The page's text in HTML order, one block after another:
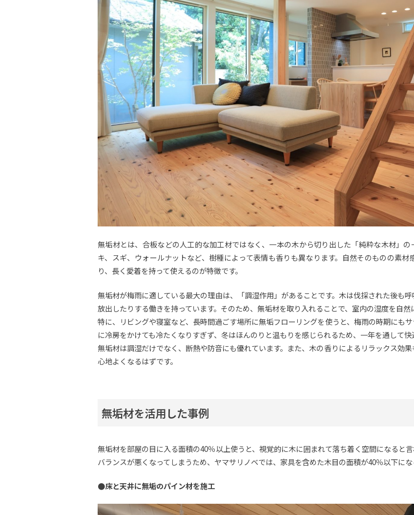
無垢材とは、合板などの人工的な加工材ではなく、一本の木から切り出した「純粋な木材」
キ、スギ、ウォールナットなど、樹種によって表情も香りも異なります。自然そのものの素
り、長く愛着を持って使えるのが特徴です。
無垢材が梅雨に適している最大の理由は、「調湿作用」があることです。木は伐採された後も
放出したりする働きを持っています。そのため、無垢材を取り入れることで、室内の湿度を自然
特に、リビングや寝室など、長時間過ごす場所に無垢フローリングを使うと、梅雨の時期にも
に冷房をかけても冷たくなりすぎず、冬はほんのりと温もりを感じられるため、一年を通して快
無垢材は調湿だけでなく、断熱や防音にも優れています。また、木の香りによるリラックス効
心地よくなるはずです。
無垢材を活用した事例
無垢材を部屋の目に入る面積の40％以上使うと、視覚的に木に囲まれて落ち着く空間になると
バランスが悪くなってしまうため、ヤマサリノベでは、家具を含めた木目の面積が40％以下にな
●床と天井に無垢のパイン材を施工